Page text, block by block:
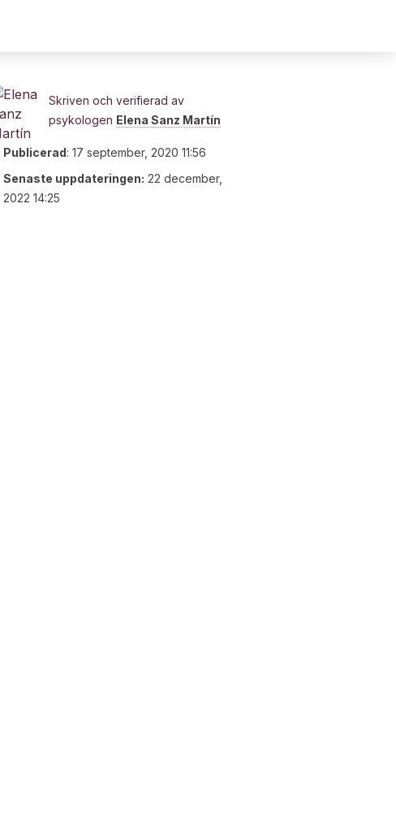
Skriven och verifierad av
psykologen Elena Sanz Martín
Publicerad: 17 september, 2020 11:56
Senaste uppdateringen: 22 december,
2022 14:25